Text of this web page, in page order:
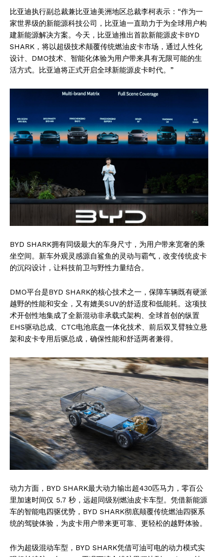
比亚迪执行副总裁兼比亚迪美洲地区总裁李柯表示：“作为一
家世界级的新能源科技公司，比亚迪一直助力于为全球用户构
建新能源解决方案。今天，比亚迪推出首款新能源皮卡BYD
SHARK，将以超级技术颠覆传统燃油皮卡市场，通过人性化
设计、DMO技术、智能化体验为用户带来具有无限可能的生
活方式。比亚迪将正式开启全球新能源皮卡时代。”
BYD SHARK拥有同级最大的车身尺寸，为用户带来宽奢的乘
坐空间。新车外观灵感源自鲨鱼的灵动与霸气，改变传统皮卡
的沉闷设计，让科技前卫与野性力量结合。
DMO平台是BYD SHARK的核心技术之一，保障车辆既有硬派
越野的性能和安全，又有媲美SUV的舒适度和低能耗。这项技
术开创性地集成了全新混动非承载式架构、全球首创的纵置
EHS驱动总成、CTC电池底盘一体化技术、前后双叉臂独立悬
架和皮卡专用后驱总成，确保性能和舒适两者兼得。
动力方面，BYD SHARK最大动力输出超430匹马力，零百公
里加速时间仅 5.7 秒，远超同级别燃油皮卡车型。凭借新能源
车的智能电四驱优势，BYD SHARK彻底颠覆传统燃油四驱系
统的驾驶体验，为皮卡用户带来更可靠、更轻松的越野体验。
作为超级混动车型，BYD SHARK凭借可油可电的动力模式实